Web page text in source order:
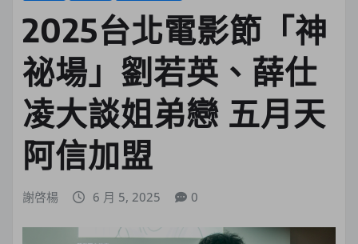
2025台北電影節「神
祕場」劉若英、薛仕
凌大談姐弟戀 五月天
阿信加盟
謝啓楊 6 月 5, 2025 0